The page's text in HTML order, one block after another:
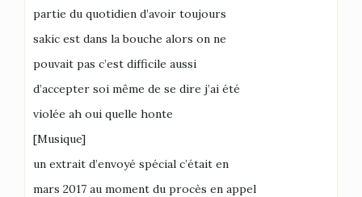
partie du quotidien d’avoir toujours
sakic est dans la bouche alors on ne
pouvait pas c’est difficile aussi
d’accepter soi même de se dire j’ai été
violée ah oui quelle honte
[Musique]
un extrait d’envoyé spécial c’était en
mars 2017 au moment du procès en appel